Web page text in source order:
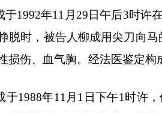
于1992年11 月 29 日午后3时许
脱时，被告人柳成用尖刀向
损伤、血气胸。经法医鉴定构
于1988年11 月 1 日下午1 时许